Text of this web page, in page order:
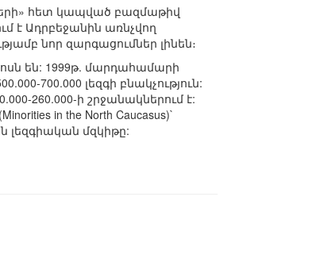
հետ կապված բազմաթիվ
է Ադրբեջանին առնչվող
նոր զարգացումներ լինեն։
են: 1999թ. մարդահամարի
700.000 լեզգի բնակչություն:
260.000-ի շրջանակներում է:
in the North Caucasus)`
լեզգիական մզկիթը: